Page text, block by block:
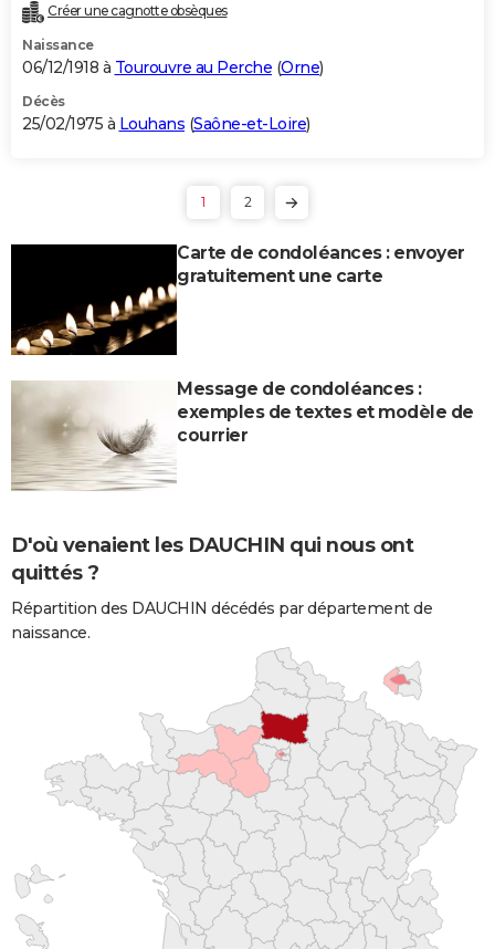
Créer une cagnotte obsèques
Naissance
06/12/1918 à Tourouvre au Perche (Orne)
Décès
25/02/1975 à Louhans (Saône-et-Loire)
1 2
Carte de condoléances : envoyer
gratuitement une carte
Message de condoléances :
exemples de textes et modèle de
courrier
D'où venaient les DAUCHIN qui nous ont
quittés ?
Répartition des DAUCHIN décédés par département de
naissance.